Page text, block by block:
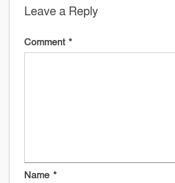
Leave a Reply
Comment *
Name *